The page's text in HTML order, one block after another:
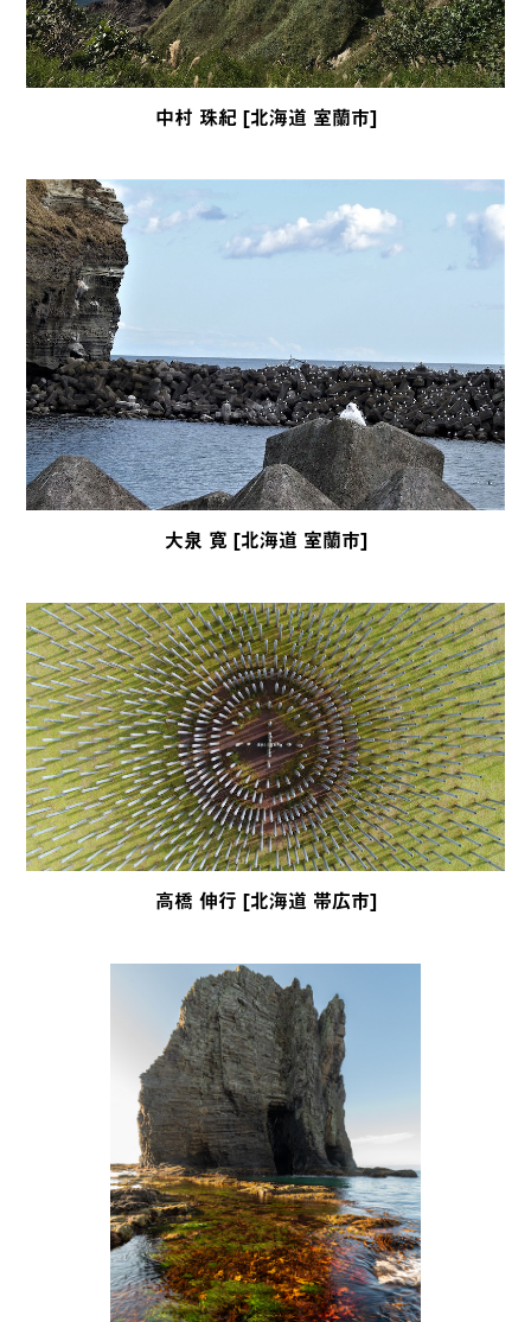
中村 珠紀 [北海道 室蘭市]
大泉 寛 [北海道 室蘭市]
高橋 伸行 [北海道 帯広市]